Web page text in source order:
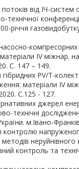
від ІЧ-
річчя
ІV міжнар.
С. 147 – 149.
PV/T-
матеріали ІV
С.125 - 127.
джерел
м.Івано-
неруйнівного
контроль та